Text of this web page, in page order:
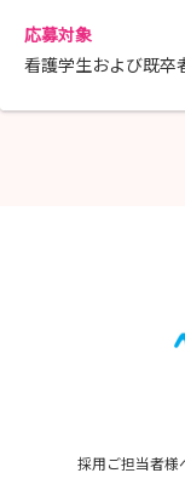
応募対象
看護学生および既卒
採用ご担当者様